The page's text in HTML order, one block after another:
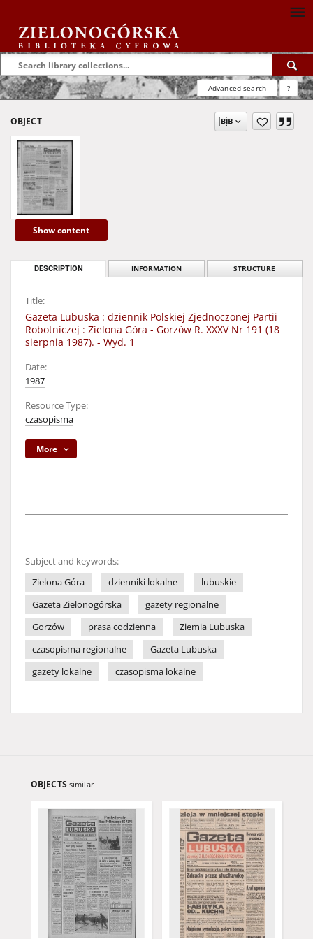
Advanced search ?
OBJECT
Show content
DESCRIPTION INFORMATION STRUCTURE
Title:
Gazeta Lubuska : dziennik Polskiej Zjednoczonej Partii
Robotniczej : Zielona Góra - Gorzów R. XXXV Nr 191 (18
sierpnia 1987). - Wyd. 1
Date:
1987
Resource Type:
czasopisma
More
Subject and keywords:
Zielona Góra
dzienniki lokalne
lubuskie
Gazeta Zielonogórska
gazety regionalne
Gorzów
prasa codzienna
Ziemia Lubuska
czasopisma regionalne
Gazeta Lubuska
gazety lokalne
czasopisma lokalne
OBJECTS similar